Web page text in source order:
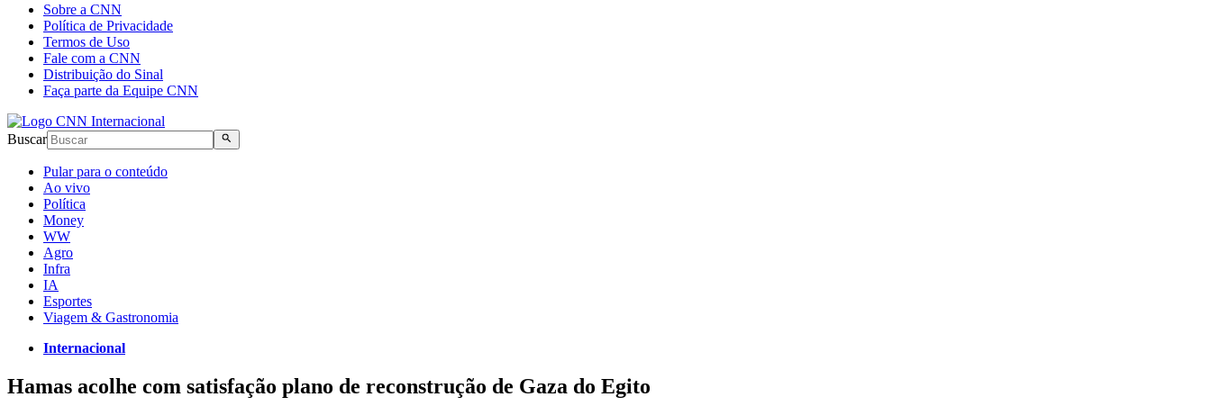
Sobre a CNN
Política de Privacidade
Termos de Uso
Fale com a CNN
Distribuição do Sinal
Faça parte da Equipe CNN
Buscar
Pular para o conteúdo
Ao vivo
Política
Money
WW
Agro
Infra
IA
Esportes
Viagem & Gastronomia
Internacional
Hamas acolhe com satisfação plano de reconstrução de Gaza do Egito